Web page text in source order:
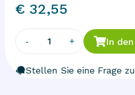
€ 32,55
- 1 + In
Stellen Sie eine Frage